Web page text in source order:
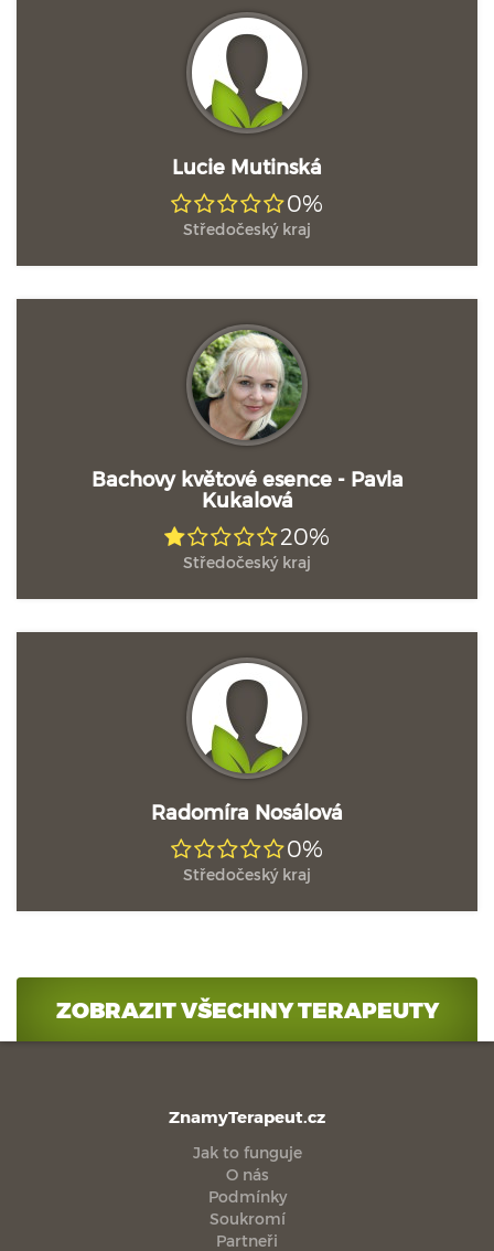
Lucie Mutinská
0%
Středočeský kraj
Bachovy květové esence - Pavla
Kukalová
20%
Středočeský kraj
Radomíra Nosálová
0%
Středočeský kraj
ZOBRAZIT VŠECHNY TERAPEUTY
ZnamyTerapeut.cz
Jak to funguje
O nás
Podmínky
Soukromí
Partneři